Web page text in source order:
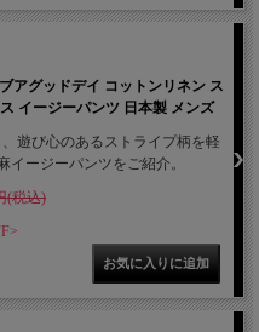
アグッドデイ コットンリネン ス
イージーパンツ 日本製 メンズ
、遊び心のあるストライプ柄を軽
イージーパンツをご紹介。
(税込)